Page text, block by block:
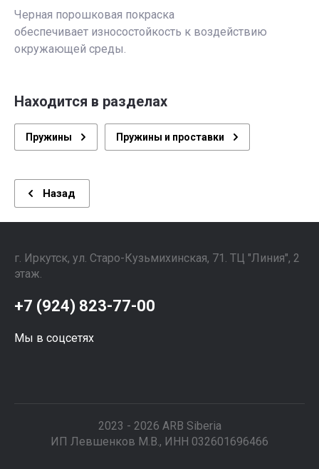
Черная порошковая покраска
обеспечивает износостойкость к воздействию
окружающей среды.
Находится в разделах
Пружины Пружины и проставки
Назад
г. Иркутск, ул. ​Старо-Кузьмихинская, 71. ТЦ "Линия", 2
этаж. ⠀⠀⠀⠀⠀⠀⠀⠀⠀⠀
+7 (924) 823-77-00
Мы в соцсетях
2023 - 2026 ARB Siberia
ИП Левшенков М.В., ИНН 032601696466